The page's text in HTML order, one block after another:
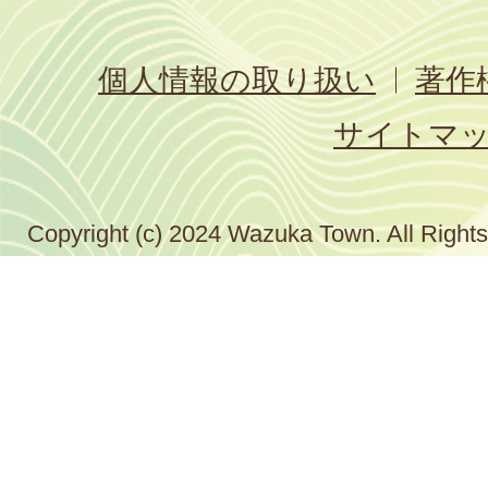
個人情報の取り扱い
著作
サイトマ
Copyright (c) 2024 Wazuka Town. All